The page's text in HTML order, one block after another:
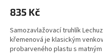
835 Kč
Samozavlažovací truhlík
křemenová je klasickým
probarveného plastu s